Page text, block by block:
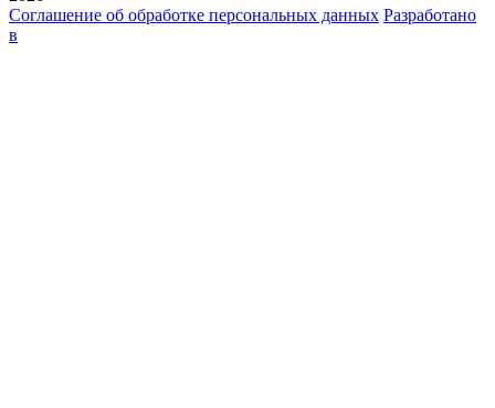
Соглашение об обработке персональных данных Разработано
в